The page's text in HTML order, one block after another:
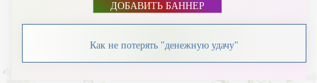
ДОБАВИТЬ БАННЕР
Как не потерять "денежную удачу"